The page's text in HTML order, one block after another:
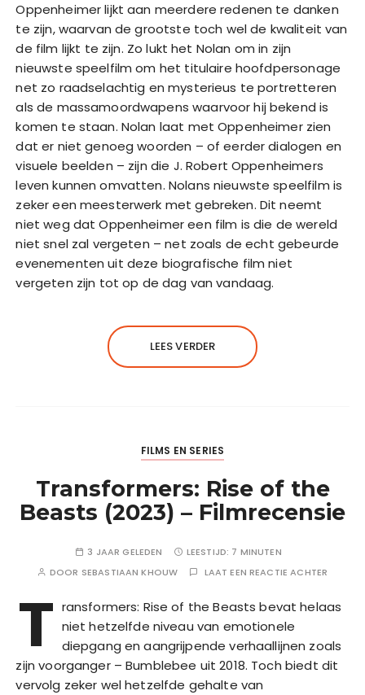
Oppenheimer lijkt aan meerdere redenen te danken
te zijn, waarvan de grootste toch wel de kwaliteit van
de film lijkt te zijn. Zo lukt het Nolan om in zijn
nieuwste speelfilm om het titulaire hoofdpersonage
net zo raadselachtig en mysterieus te portretteren
als de massamoordwapens waarvoor hij bekend is
komen te staan. Nolan laat met Oppenheimer zien
dat er niet genoeg woorden – of eerder dialogen en
visuele beelden – zijn die J. Robert Oppenheimers
leven kunnen omvatten. Nolans nieuwste speelfilm is
zeker een meesterwerk met gebreken. Dit neemt
niet weg dat Oppenheimer een film is die de wereld
niet snel zal vergeten – net zoals de echt gebeurde
evenementen uit deze biografische film niet
vergeten zijn tot op de dag van vandaag.
LEES VERDER
FILMS EN SERIES
Transformers: Rise of the
Beasts (2023) – Filmrecensie
3 JAAR GELEDEN LEESTIJD: 7 MINUTEN
DOOR SEBASTIAAN KHOUW LAAT EEN REACTIE ACHTER
T ransformers: Rise of the Beasts bevat helaas
niet hetzelfde niveau van emotionele
diepgang en aangrijpende verhaallijnen zoals
zijn voorganger – Bumblebee uit 2018. Toch biedt dit
vervolg zeker wel hetzelfde gehalte van